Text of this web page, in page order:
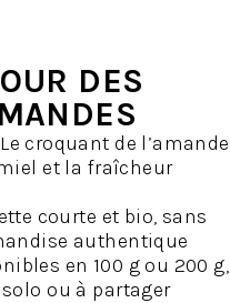
DES
Le croquant de l’amande
et la fraîcheur
courte et bio, sans
authentique
en 100 g ou 200 g,
ou à partager